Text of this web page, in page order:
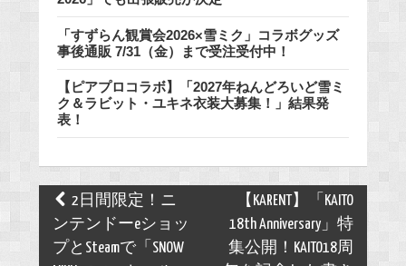
「すずらん観賞会2026×雪ミク」コラボグッズ
事後通販 7/31（金）まで受注受付中！
【ピアプロコラボ】「2027年ねんどろいど雪ミ
ク＆ラビット・ユキネ衣装大募集！」結果発
表！
Post
navigation
2日間限定！ニ
ンテンドーeショッ
プとSteamで「SNOW
【KARENT】「KAITO
18th Anniversary」特
集公開！KAITO18周